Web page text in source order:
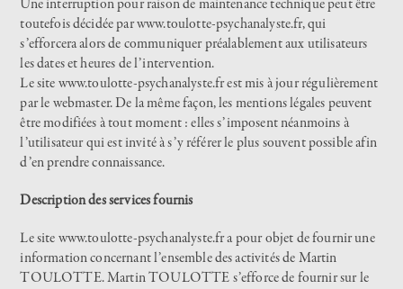
Une interruption pour raison de maintenance technique peut être
toutefois décidée parwww.toulotte-psychanalyste.fr, qui
s’efforcera alors de communiquer préalablement aux utilisateurs
les dates et heures de l’intervention.
Le site www.toulotte-psychanalyste.frest mis à jour régulièrement
par le webmaster. De la même façon, les mentions légales peuvent
être modifiées à tout moment : elles s’imposent néanmoins à
l’utilisateur qui est invité à s’y référer le plus souvent possible afin
d’en prendre connaissance.
Description des services fournis
Le site www.toulotte-psychanalyste.fra pour objet de fournir une
information concernant l’ensemble des activités de Martin
TOULOTTE. Martin TOULOTTE s’efforce de fournir sur le